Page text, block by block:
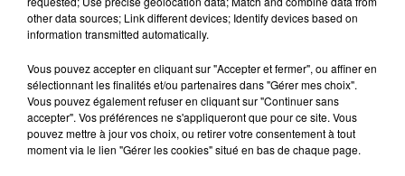
Les Zinformés - 24/07/26
23 juillet 2026
Les Zinformés - 23/07/26
other data sources; Link different devices; Identify devices based on
information transmitted automatically.
Vous pouvez accepter en cliquant sur "Accepter et fermer", ou affiner en
sélectionnant les finalités et/ou partenaires dans "Gérer mes choix".
Vous pouvez également refuser en cliquant sur "Continuer sans
accepter". Vos préférences ne s'appliqueront que pour ce site. Vous
pouvez mettre à jour vos choix, ou retirer votre consentement à tout
moment via le lien "Gérer les cookies" situé en bas de chaque page.